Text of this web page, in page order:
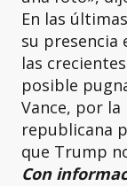
En las
su presencia
las
posible
Vance, por
republicana
que Trump
Con